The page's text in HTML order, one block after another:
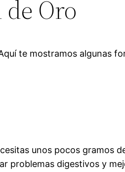
Oro
te mostramos algunas
unos pocos gramos
problemas digestivos y